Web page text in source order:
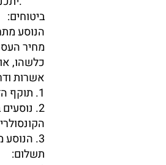
ביטוחים:
הנוסע
מחיר
כלשהו,
אשרות
1. תוקף הדרכון חייב להיות לפחות שישה חודשים מיום היציאה מהארץ.
2.
3. הנוסע מתחייב להעביר צילום דרכון למארגן .
תשלום: